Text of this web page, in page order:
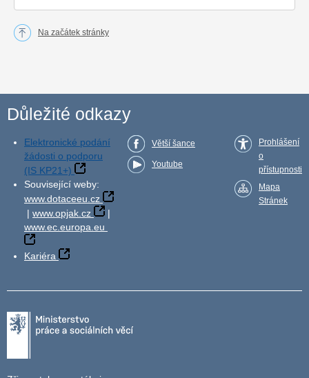
Na začátek stránky
Důležité odkazy
Elektronické podání
žádosti o podporu
(IS KP21+)
Související weby:
www.dotaceeu.cz
| www.opjak.cz
|
www.ec.europa.eu
Kariéra
Větší šance
Youtube
Prohlášení
o
přístupnosti
Mapa
Stránek